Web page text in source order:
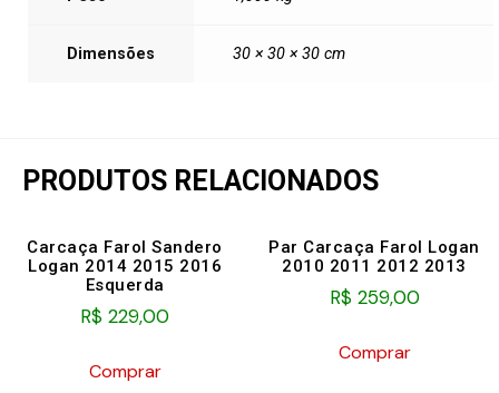
Dimensões 30 × 30 × 30 cm
PRODUTOS RELACIONADOS
Carcaça Farol Sandero
Logan 2014 2015 2016
Esquerda
R$ 229,00
Comprar
Par Carcaça Farol Logan
2010 2011 2012 2013
R$259,00
Comprar